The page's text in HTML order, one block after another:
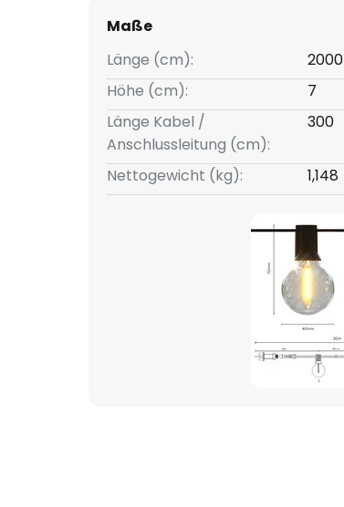
Maße
Länge (cm):
2000
Höhe (cm):
7
Länge Kabel /
Anschlussleitung (cm):
300
Nettogewicht (kg): 1,148